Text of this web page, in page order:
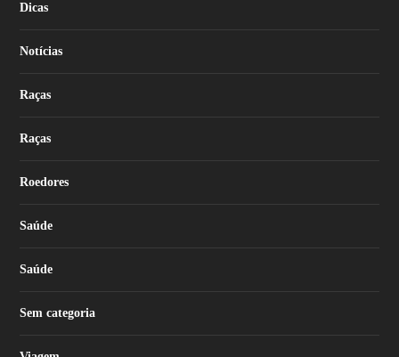
Dicas
Notícias
Raças
Raças
Roedores
Saúde
Saúde
Sem categoria